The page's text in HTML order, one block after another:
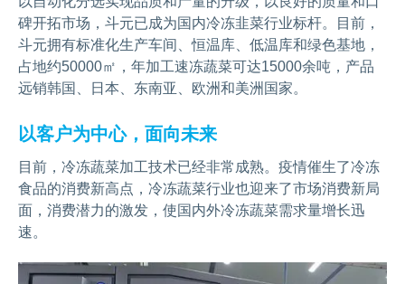
碑开拓市场，斗元已成为国内冷冻韭菜行业标杆。目前，
斗元拥有标准化生产车间、恒温库、低温库和绿色基地，
占地约50000㎡，年加工速冻蔬菜可达15000余吨，产品
远销韩国、日本、东南亚、欧洲和美洲国家。
以客户为中心，面向未来
目前，冷冻蔬菜加工技术已经非常成熟。疫情催生了冷冻
食品的消费新高点，冷冻蔬菜行业也迎来了市场消费新局
面，消费潜力的激发，使国内外冷冻蔬菜需求量增长迅
速。